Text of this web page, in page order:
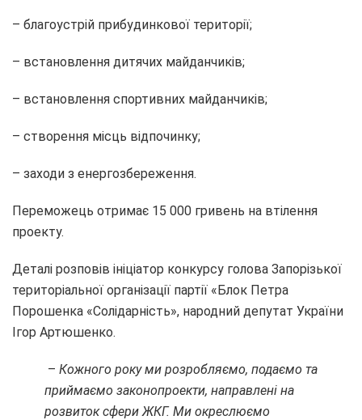
– благоустрій прибудинкової території;
– встановлення дитячих майданчиків;
– встановлення спортивних майданчиків;
– створення місць відпочинку;
– заходи з енергозбереження.
Переможець отримає 15 000 гривень на втілення
проекту.
Деталі розповів ініціатор конкурсу голова Запорізької
територіальної організації партії «Блок Петра
Порошенка «Солідарність», народний депутат України
Ігор Артюшенко.
– Кожного року ми розробляємо, подаємо та
приймаємо законопроекти, направлені на
розвиток сфери ЖКГ. Ми окреслюємо